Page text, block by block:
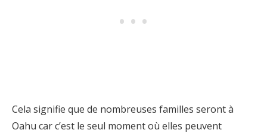
Cela signifie que de nombreuses familles seront à
Oahu car c’est le seul moment où elles peuvent